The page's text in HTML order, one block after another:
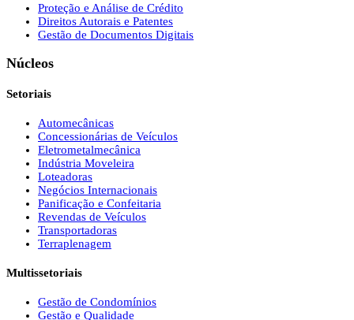
Proteção e Análise de Crédito
Direitos Autorais e Patentes
Gestão de Documentos Digitais
Núcleos
Setoriais
Automecânicas
Concessionárias de Veículos
Eletrometalmecânica
Indústria Moveleira
Loteadoras
Negócios Internacionais
Panificação e Confeitaria
Revendas de Veículos
Transportadoras
Terraplenagem
Multissetoriais
Gestão de Condomínios
Gestão e Qualidade